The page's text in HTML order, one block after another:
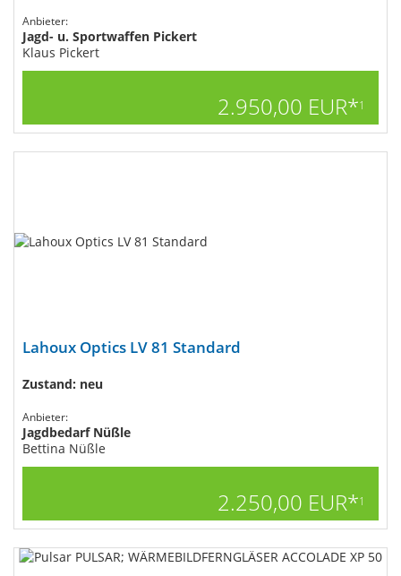
Anbieter:
Jagd- u. Sportwaffen Pickert
Klaus Pickert
2.950,00 EUR*1
Lahoux Optics LV 81 Standard
Zustand: neu
Anbieter:
Jagdbedarf Nüßle
Bettina Nüßle
2.250,00 EUR*1